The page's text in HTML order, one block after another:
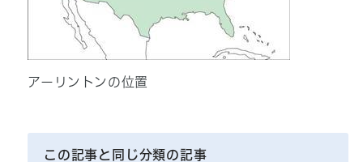
アーリントンの位置
この記事と同じ分類の記事